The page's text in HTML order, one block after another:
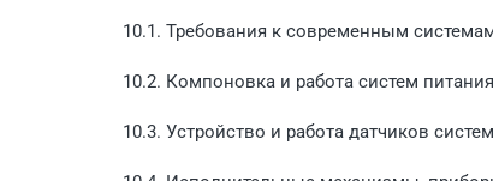
10.1. Требования к современным
10.2. Компоновка и работа систем
10.3. Устройство и работа датчиков